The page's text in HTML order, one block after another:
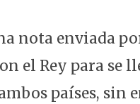
nota enviada
el Rey para se
países, sin